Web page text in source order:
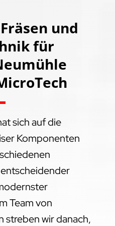
und
für
sich auf die
Komponenten
Team von
streben wir danach,